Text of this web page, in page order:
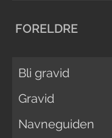
FORELDRE
Bli gravid
Gravid
Navneguiden